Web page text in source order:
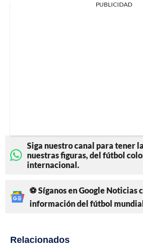
PUBLICIDAD
Siga nuestro canal para tener
nuestras figuras, del fútbol
internacional.
⚽ Síganos en Google Noticias
información del fútbol mundial
Relacionados